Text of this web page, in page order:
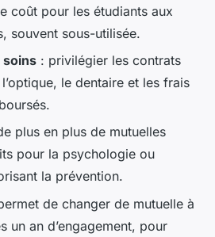
coût pour les étudiants aux
souvent sous-utilisée.
soins : privilégier les contrats
le dentaire et les frais
plus en plus de mutuelles
pour la psychologie ou
la prévention.
de changer de mutuelle à
un an d’engagement, pour